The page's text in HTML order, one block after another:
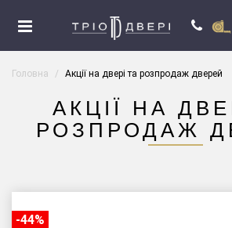
Головна Акції на двері та розпродаж дверей
АКЦІЇ НА
РОЗПРОДАЖ
-44%